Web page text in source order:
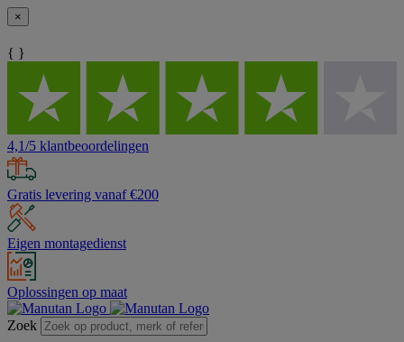
×
{ }
4,1/5 klantbeoordelingen
Gratis levering vanaf €200
Eigen montagedienst
Oplossingen op maat
Zoek